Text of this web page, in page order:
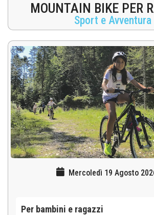
MOUNTAIN BIKE PER
Sport e Avventura
Mercoledì 19 Agosto
Per bambini e ragazzi